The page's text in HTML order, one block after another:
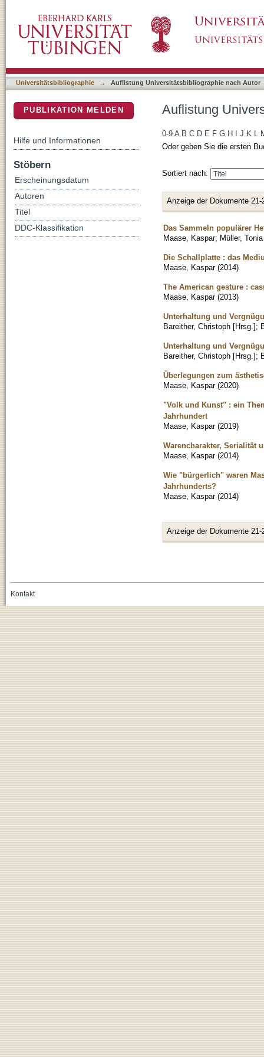
Universitätsbibliographie → Auflistung Universitätsbibliographie nach Autor
Auflistung
0-9 A B C D E F G H J K L
Oder geben Sie die ersten
Sortiert nach:
Anzeige der Dokumente 21-
Das Sammeln populärer
Maase, Kaspar; Müller,
Die Schallplatte : das
Maase, Kaspar (2014)
The American gesture :
Maase, Kaspar (2013)
Unterhaltung und
Bareither, Christoph [Hrsg.];
Unterhaltung und
Bareither, Christoph [Hrsg.];
Überlegungen zum
Maase, Kaspar (2020)
"Volk und Kunst" : ein
Jahrhundert
Maase, Kaspar (2019)
Warencharakter, Serialität
Maase, Kaspar (2014)
Wie "bürgerlich" waren
Jahrhunderts?
Maase, Kaspar (2014)
Anzeige der Dokumente 21-
PUBLIKATION MELDEN
Hilfe und Informationen
Stöbern
Erscheinungsdatum
Autoren
Titel
DDC-Klassifikation
Kontakt